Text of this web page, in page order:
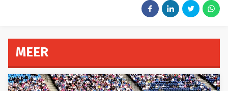
MEER